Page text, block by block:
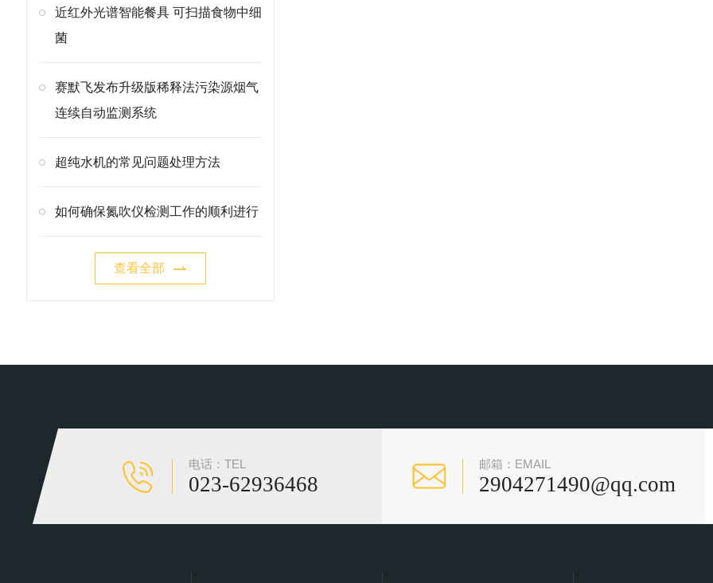
近红外光谱智能餐具 可扫描食物中细
菌
赛默飞发布升级版稀释法污染源烟气
连续自动监测系统
超纯水机的常见问题处理方法
如何确保氮吹仪检测工作的顺利进行
查看全部
电话：TEL
023-62936468
邮箱：EMAIL
2904271490@qq.com